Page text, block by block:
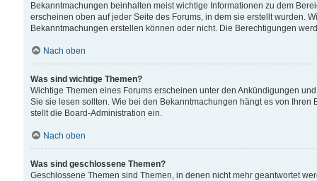
Bekanntmachungen beinhalten meist wichtige Informationen zu dem
erscheinen oben auf jeder Seite des Forums, in dem sie erstellt wurden.
Bekanntmachungen erstellen können oder nicht. Die Berechtigungen
Nach oben
Was sind wichtige Themen?
Wichtige Themen eines Forums erscheinen unter den Ankündigungen
Sie sie lesen sollten. Wie bei den Bekanntmachungen hängt es von
stellt die Board-Administration ein.
Nach oben
Was sind geschlossene Themen?
Geschlossene Themen sind Themen, in denen nicht mehr geantwortet